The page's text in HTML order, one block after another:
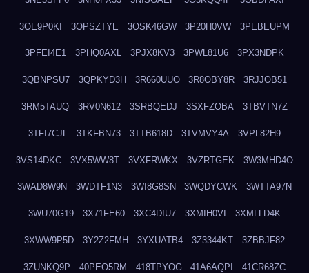
3OE9P0KI 3OPSZTYE 3OSK46GW 3P20H0VW 3PEBEUPM
3PFEI4E1 3PHQ0AXL 3PJX8KV3 3PWL81U6 3PX3NDPK
3QBNPSU7 3QPKYD3H 3R660UUO 3R8OBY8R 3RJJOB51
3RM5TAUQ 3RV0N612 3SRBQEDJ 3SXFZOBA 3TBVTN7Z
3TFI7CJL 3TKFBN73 3TTB618D 3TVMVY4A 3VPL82H9
3VS14DKC 3VX5WW8T 3VXFRWKX 3VZRTGEK 3W3MHD4O
3WAD8W9N 3WDTF1N3 3WI8G8SN 3WQDYCWK 3WTTA97N
3WU70G19 3X71FE60 3XC4DIU7 3XMIH0VI 3XMLLD4K
3XWW9P5D 3Y2Z2FMH 3YXUATB4 3Z3344KT 3ZBBJF82
3ZUNKQ9P 40PEO5RM 418TPYOG 41A6AQPI 41CR68ZC